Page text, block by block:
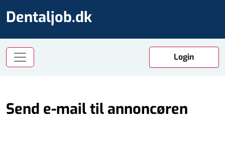
Dentaljob.dk
Send e-mail til annoncøren